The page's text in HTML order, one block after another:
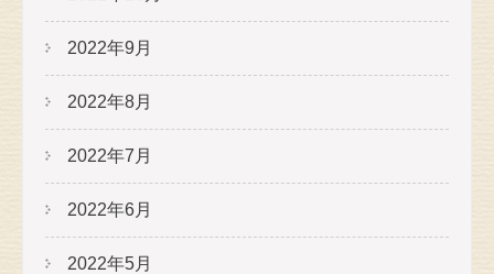
2022年9月
2022年8月
2022年7月
2022年6月
2022年5月